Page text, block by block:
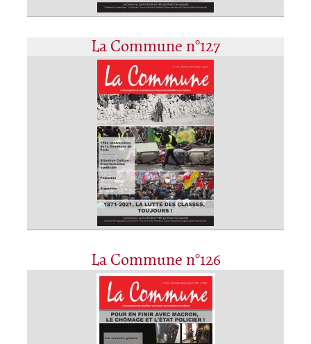
La Commune n°127
La Commune n°126